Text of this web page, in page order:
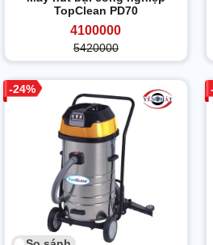
TopClean PD70
4100000
5420000
24